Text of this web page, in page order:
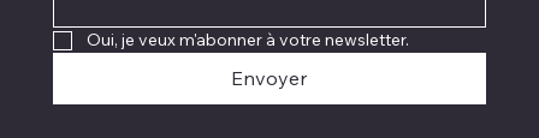
Oui, je veux m'abonner à votre newsletter.
Envoyer